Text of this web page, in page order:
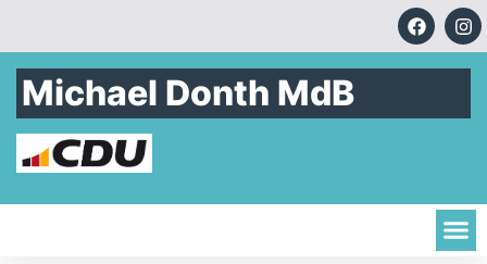
Michael Donth MdB